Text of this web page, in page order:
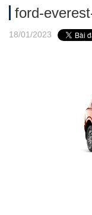
ford-
18/01/2023